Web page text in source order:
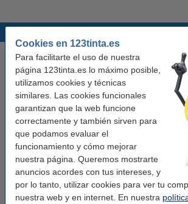
Cookies en 123tinta.es
Para facilitarte el uso de nuestra
página 123tinta.es lo máximo posible,
utilizamos cookies y técnicas
similares. Las cookies funcionales
garantizan que la web funcione
correctamente y también sirven para
que podamos evaluar el
funcionamiento y cómo mejorar
nuestra página. Queremos mostrarte
anuncios acordes con tus intereses, y
por lo tanto, utilizar cookies para ver tu
nuestra web y en internet. En nuestra
123tinta Papel fotográfico
Premium Glossy brillo alto | 10 x
15 cm | 260g | 100 hojas
10,50 €
123tinta
Power AA